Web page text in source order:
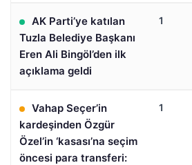
AK Parti’ye katılan
Tuzla Belediye Başkanı
Eren Ali Bingöl’den ilk
açıklama geldi
1
Vahap Seçer’in
kardeşinden Özgür
Özel’in ‘kasası’na seçim
öncesi para transferi:
1